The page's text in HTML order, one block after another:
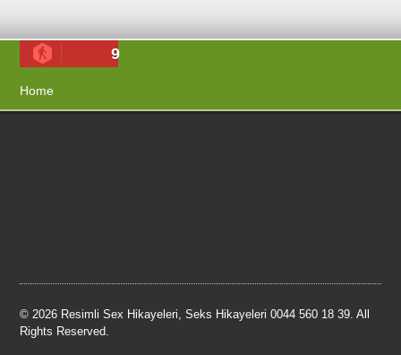
9
Home
© 2026 Resimli Sex Hikayeleri, Seks Hikayeleri 0044 560 18 39. All
Rights Reserved.